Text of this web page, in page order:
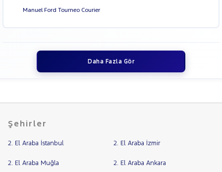
Manuel Ford Tourneo Courier
Daha Fazla Gör
Şehirler
2. El Araba İstanbul 2. El Araba İzmir
2. El Araba Muğla 2. El Araba Ankara